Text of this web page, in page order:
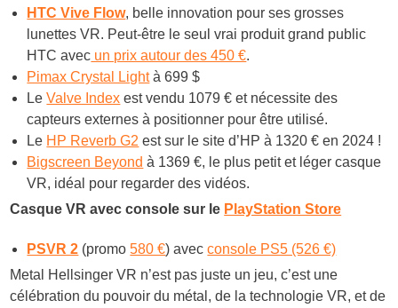
HTC Vive Flow, belle innovation pour ses grosses
lunettes VR. Peut-être le seul vrai produit grand public
HTC avec un prix autour des 450 €.
Pimax Crystal Lightà 699 $
LeValve Index est vendu 1079 € et nécessite des
capteurs externes à positionner pour être utilisé.
Le HP Reverb G2 est sur le site d’HP à 1320 € en 2024 !
Bigscreen Beyond à 1369 €, le plus petit et léger casque
VR, idéal pour regarder des vidéos.
Casque VR avec console sur le PlayStation Store
PSVR 2 (promo580 €) avecconsole PS5 (526 €)
Metal Hellsinger VR n’est pas juste un jeu, c’est une
célébration du pouvoir du métal, de la technologie VR, et de